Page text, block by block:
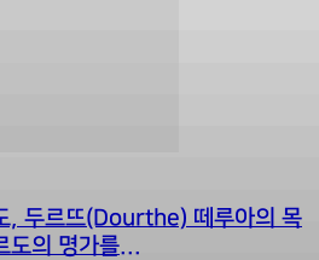
, 두르뜨(Dourthe) 떼루아의 목
도의 명가를...